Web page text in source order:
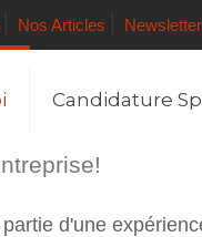
Nos Articles Newsletter
Candidature
d'une